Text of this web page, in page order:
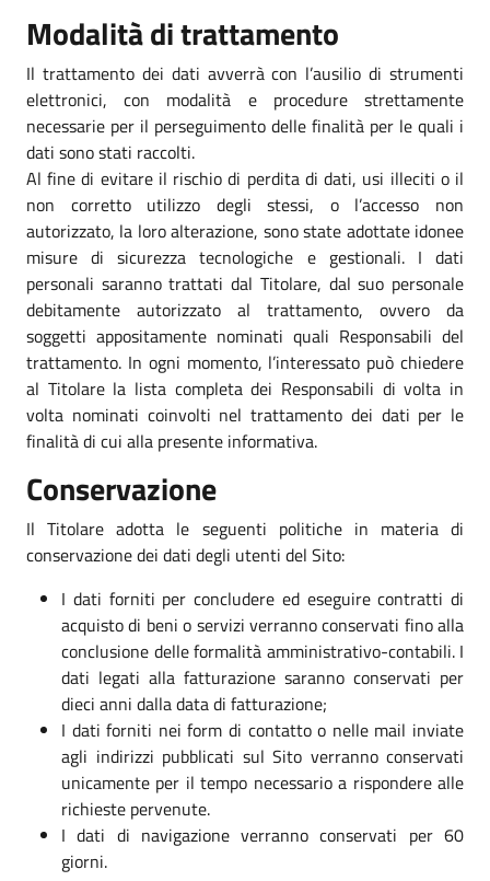
Modalità di trattamento
Il trattamento dei dati avverrà con l’ausilio di strumenti
elettronici, con modalità e procedure strettamente
necessarie per il perseguimento delle finalità per le quali i
dati sono stati raccolti.
Al fine di evitare il rischio di perdita di dati, usi illeciti o il
non corretto utilizzo degli stessi, o l’accesso non
autorizzato, la loro alterazione, sono state adottate idonee
misure di sicurezza tecnologiche e gestionali. I dati
personali saranno trattati dal Titolare, dal suo personale
debitamente autorizzato al trattamento, ovvero da
soggetti appositamente nominati quali Responsabili del
trattamento. In ogni momento, l’interessato può chiedere
al Titolare la lista completa dei Responsabili di volta in
volta nominati coinvolti nel trattamento dei dati per le
finalità di cui alla presente informativa.
Conservazione
Il Titolare adotta le seguenti politiche in materia di
conservazione dei dati degli utenti del Sito:
I dati forniti per concludere ed eseguire contratti di
acquisto di beni o servizi verranno conservati fino alla
conclusione delle formalità amministrativo-contabili. I
dati legati alla fatturazione saranno conservati per
dieci anni dalla data di fatturazione;
I dati forniti nei form di contatto o nelle mail inviate
agli indirizzi pubblicati sul Sito verranno conservati
unicamente per il tempo necessario a rispondere alle
richieste pervenute.
I dati di navigazione verranno conservati per 60
giorni.